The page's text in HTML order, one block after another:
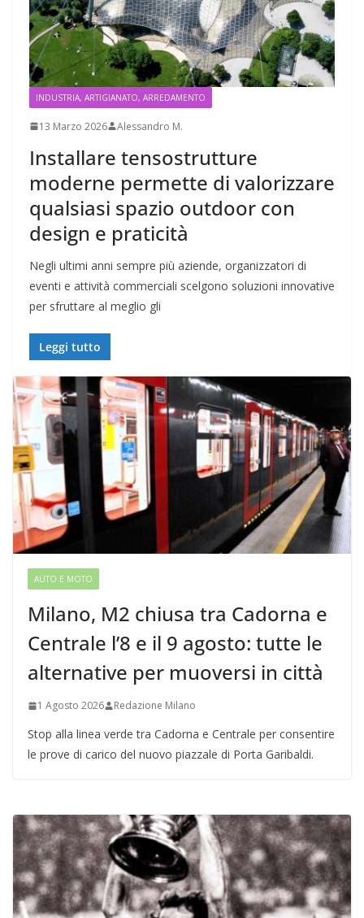
INDUSTRIA, ARTIGIANATO, ARREDAMENTO
13 Marzo 2026 Alessandro M.
Installare tensostrutture
moderne permette di valorizzare
qualsiasi spazio outdoor con
design e praticità
Negli ultimi anni sempre più aziende, organizzatori di
eventi e attività commerciali scelgono soluzioni innovative
per sfruttare al meglio gli
Leggi tutto
AUTO E MOTO
Milano, M2 chiusa tra Cadorna e
Centrale l’8 e il 9 agosto: tutte le
alternative per muoversi in città
1 Agosto 2026 Redazione Milano
Stop alla linea verde tra Cadorna e Centrale per consentire
le prove di carico del nuovo piazzale di Porta Garibaldi.